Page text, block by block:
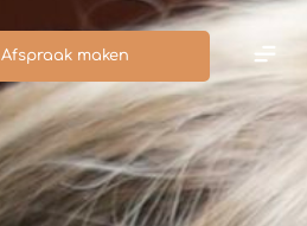
Afspraak maken